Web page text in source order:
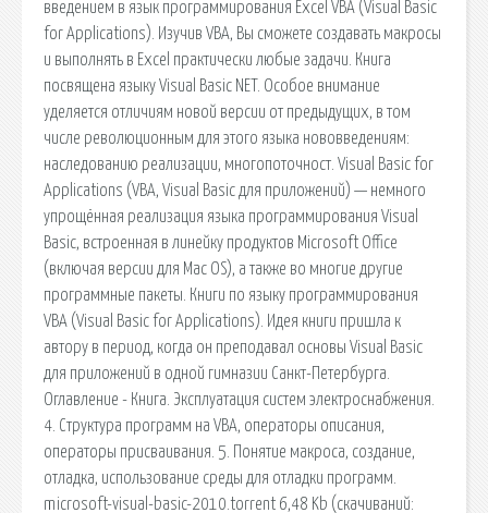
введением в язык программирования Excel VBA (Visual Basic
for Applications). Изучив VBA, Вы сможете создавать макросы
и выполнять в Excel практически любые задачи. Книга
посвящена языку Visual Basic NET. Особое внимание
уделяется отличиям новой версии от предыдущих, в том
числе революционным для этого языка нововведениям:
наследованию реализации, многопоточност. Visual Basic for
Applications (VBA, Visual Basic для приложений) — немного
упрощённая реализация языка программирования Visual
Basic, встроенная в линейку продуктов Microsoft Office
(включая версии для Mac OS), а также во многие другие
программные пакеты. Книги по языку программирования
VBA (Visual Basic for Applications). Идея книги пришла к
автору в период, когда он преподавал основы Visual Basic
для приложений в одной гимназии Санкт-Петербурга.
Оглавление - Книга. Эксплуатация систем электроснабжения.
4. Структура программ на VBA, операторы описания,
операторы присваивания. 5. Понятие макроса, создание,
отладка, использование среды для отладки программ.
microsoft-visual-basic-2010.torrent 6,48 Kb (cкачиваний: